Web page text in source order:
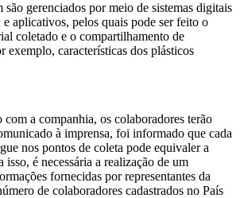
são gerenciados por meio de sistemas digitais
e aplicativos, pelos quais pode ser feito o
coletado e o compartilhamento de
exemplo, características dos plásticos
a companhia, os colaboradores terão
à imprensa, foi informado que cada
nos pontos de coleta pode equivaler a
isso, é necessária a realização de um
fornecidas por representantes da
de colaboradores cadastrados no País